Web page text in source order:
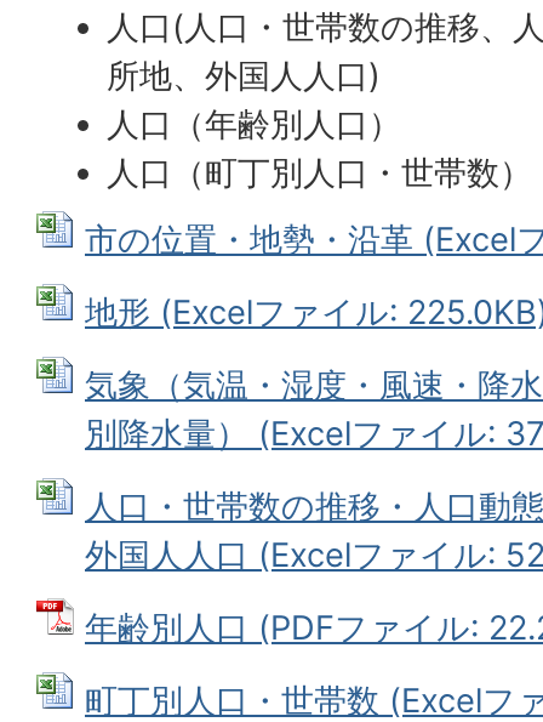
人口(人口・世帯数の推移、
所地、外国人人口)
人口（年齢別人口）
人口（町丁別人口・世帯数）
市の位置・地勢・沿革 (Excel
地形 (Excelファイル:
気象（気温・湿度・風速・降
別降水量） (Excelファイル:
人口・世帯数の推移・人口動
外国人人口 (Excelファイル:
年齢別人口 (PDFファイル:
町丁別人口・世帯数 (Excelフ